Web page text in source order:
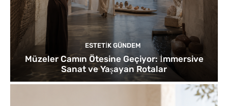
ESTETIK GÜNDEM
Müzeler Camın Ötesine Geçiyor: İmmersive
Sanat ve Yaşayan Rotalar